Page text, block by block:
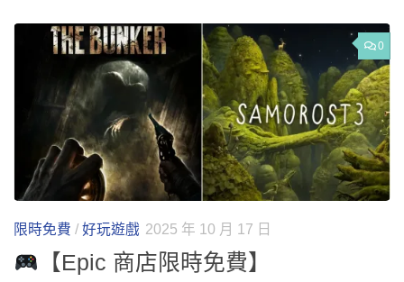
0
限時免費 / 好玩遊戲 2025 年 10 月 17 日
【Epic 商店限時免費】